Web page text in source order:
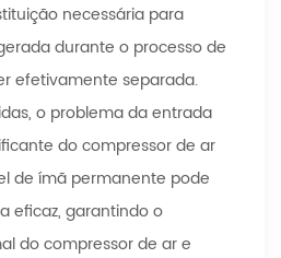
necessária para
durante o processo de
efetivamente separada.
o problema da entrada
do compressor de ar
de ímã permanente pode
eficaz, garantindo o
do compressor de ar e